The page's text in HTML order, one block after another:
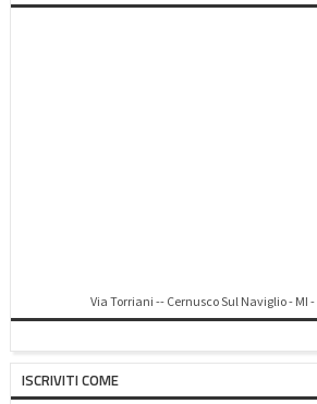
Via Torriani -- Cernusco Sul Naviglio - MI
ISCRIVITI COME